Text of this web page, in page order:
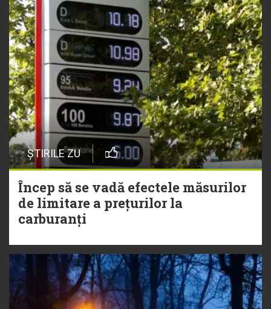
ȘTIRILE ZU
Încep să se vadă efectele măsurilor
de limitare a prețurilor la
carburanți